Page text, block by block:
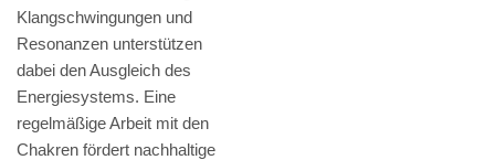
Klangschwingungen und
Resonanzen unterstützen
dabei den Ausgleich des
Energiesystems. Eine
regelmäßige Arbeit mit den
Chakren fördert nachhaltige